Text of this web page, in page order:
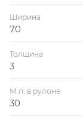
Ширина
70
Толщина
3
М.п. в рулоне
30